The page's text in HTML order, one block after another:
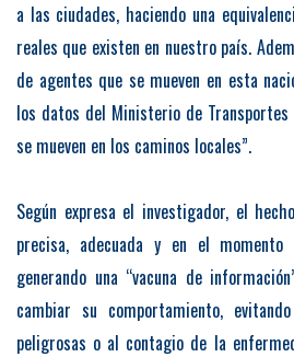
a las ciudades, haciendo una
reales que existen en nuestro país.
de agentes que se mueven en esta
los datos del Ministerio de Transportes
se mueven en los caminos locales”.
Según expresa el investigador, el
precisa, adecuada y en el
generando una “vacuna de
cambiar su comportamiento,
peligrosas o al contagio de la